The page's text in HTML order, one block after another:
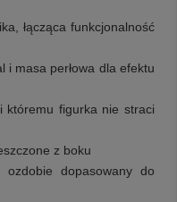
łącząca funkcjonalność
i masa perłowa dla efektu
któremu figurka nie straci
z boku
ozdobie dopasowany do